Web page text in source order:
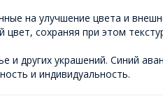
на улучшение цвета и
сохраняя при этом
и других украшений. Синий
и индивидуальность.